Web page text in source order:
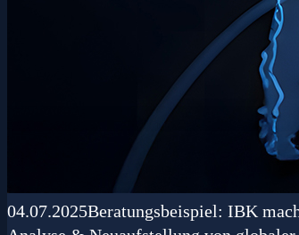
04.07.2025Beratungsbeispiel: IBK